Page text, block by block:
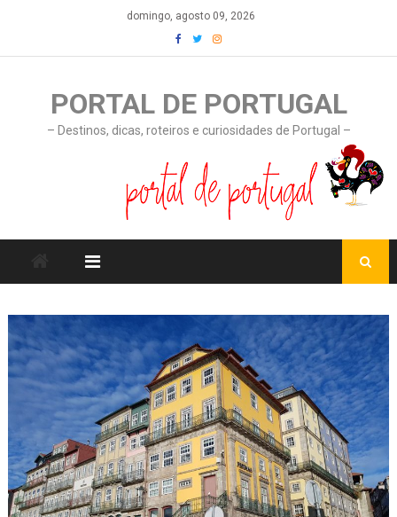
content
domingo, agosto 09, 2026
PORTAL DE PORTUGAL
– Destinos, dicas, roteiros e curiosidades de Portugal –